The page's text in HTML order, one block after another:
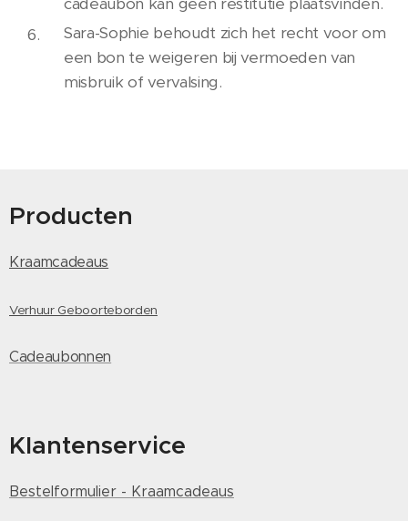
Sara-Sophie behoudt zich het recht voor om
een bon te weigeren bij vermoeden van
misbruik of vervalsing.
Producten
Kraamcadeaus
Verhuur Geboorteborden
Cadeaubonnen
Klantenservice
Bestelformulier - Kraamcadeaus